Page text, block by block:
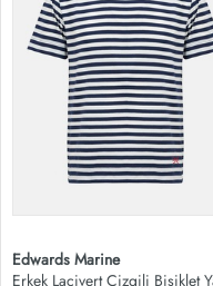
Edwards Marine
Erkek Lacivert Çizgili Bisiklet